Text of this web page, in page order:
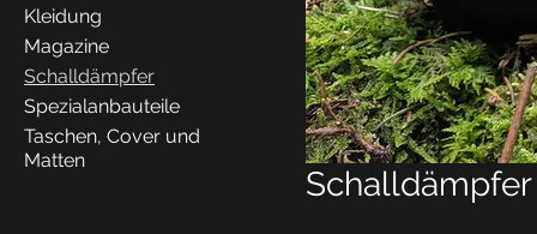
Kleidung
Magazine
Schalldämpfer
Spezialanbauteile
Taschen, Cover und
Matten
Schalldämpfer